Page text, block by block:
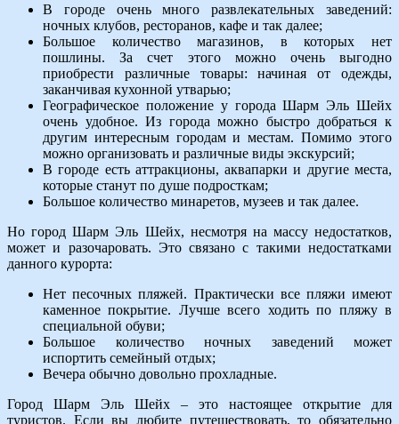
В городе очень много развлекательных заведений:
ночных клубов, ресторанов, кафе и так далее;
Большое количество магазинов, в которых нет
пошлины. За счет этого можно очень выгодно
приобрести различные товары: начиная от одежды,
заканчивая кухонной утварью;
Географическое положение у города Шарм Эль Шейх
очень удобное. Из города можно быстро добраться к
другим интересным городам и местам. Помимо этого
можно организовать и различные виды экскурсий;
В городе есть аттракционы, аквапарки и другие места,
которые станут по душе подросткам;
Большое количество минаретов, музеев и так далее.
Но город Шарм Эль Шейх, несмотря на массу недостатков,
может и разочаровать. Это связано с такими недостатками
данного курорта:
Нет песочных пляжей. Практически все пляжи имеют
каменное покрытие. Лучше всего ходить по пляжу в
специальной обуви;
Большое количество ночных заведений может
испортить семейный отдых;
Вечера обычно довольно прохладные.
Город Шарм Эль Шейх – это настоящее открытие для
туристов. Если вы любите путешествовать, то обязательно